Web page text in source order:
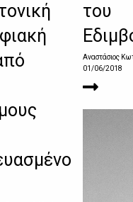
του
Αναστάσιος
01/06/2018